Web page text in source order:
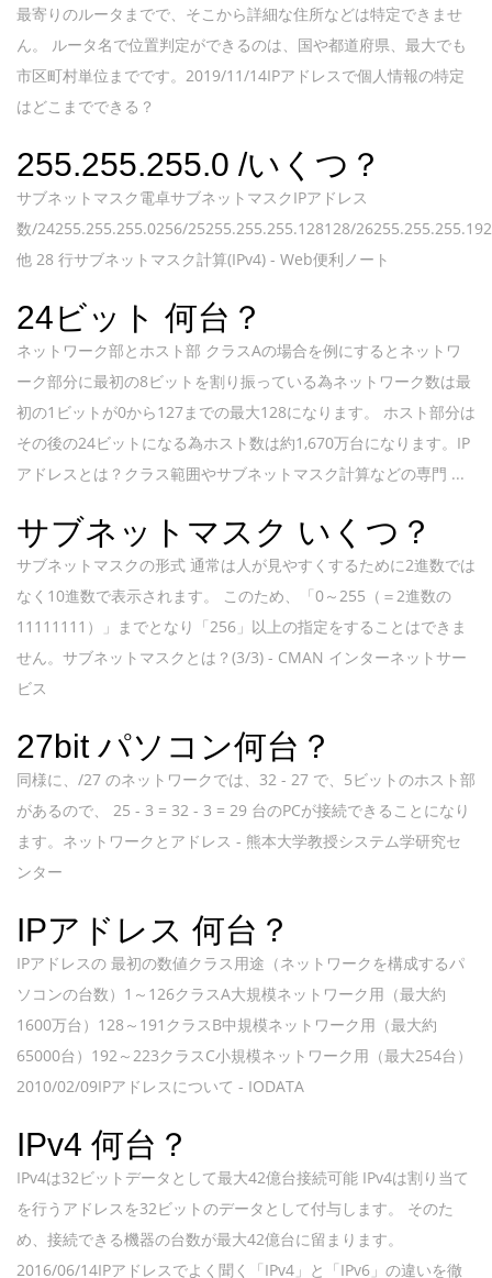
最寄りのルータまでで、そこから詳細な住所などは特定できませ
ん。 ルータ名で位置判定ができるのは、国や都道府県、最大でも
市区町村単位までです。2019/11/14IPアドレスで個人情報の特定
はどこまでできる？
255.255.255.0 /いくつ？
サブネットマスク電卓サブネットマスクIPアドレス
数/24255.255.255.0256/25255.255.255.128128/
他 28 行サブネットマスク計算(IPv4) - Web便利ノート
24ビット 何台？
ネットワーク部とホスト部 クラスAの場合を例にするとネットワ
ーク部分に最初の8ビットを割り振っている為ネットワーク数は最
初の1ビットが0から127までの最大128になります。 ホスト部分は
その後の24ビットになる為ホスト数は約1,670万台になります。IP
アドレスとは？クラス範囲やサブネットマスク計算などの専門 ...
サブネットマスク いくつ？
サブネットマスクの形式 通常は人が見やすくするために2進数では
なく10進数で表示されます。 このため、「0～255（＝2進数の
11111111）」までとなり「256」以上の指定をすることはできま
せん。サブネットマスクとは？(3/3) - CMAN インターネットサー
ビス
27bit パソコン何台？
同様に、/27 のネットワークでは、32 - 27 で、5ビットのホスト部
があるので、 25 - 3 = 32 - 3 = 29 台のPCが接続できることになり
ます。ネットワークとアドレス - 熊本大学教授システム学研究セ
ンター
IPアドレス 何台？
IPアドレスの 最初の数値クラス用途（ネットワークを構成するパ
ソコンの台数）1～126クラスA大規模ネットワーク用（最大約
1600万台）128～191クラスB中規模ネットワーク用（最大約
65000台）192～223クラスC小規模ネットワーク用（最大254台）
2010/02/09IPアドレスについて - IODATA
IPv4 何台？
IPv4は32ビットデータとして最大42億台接続可能 IPv4は割り当て
を行うアドレスを32ビットのデータとして付与します。 そのた
め、接続できる機器の台数が最大42億台に留まります。
2016/06/14IPアドレスでよく聞く「IPv4」と「IPv6」の違いを徹